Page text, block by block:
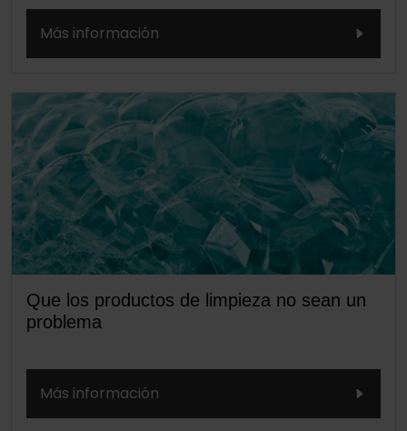
Más información
Que los productos de limpieza no sean un
problema
Más información